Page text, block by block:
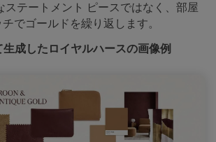
ステートメント ピースではなく、部屋
でゴールドを繰り返します。
成したロイヤルハースの画像例